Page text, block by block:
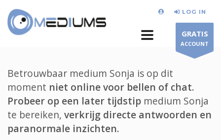
LOG IN
GRATIS
ACCOUNT
Betrouwbaar medium Sonja is op dit
moment niet online voor bellen of chat.
Probeer op een later tijdstip medium Sonja
te bereiken, verkrijg directe antwoorden en
paranormale inzichten.